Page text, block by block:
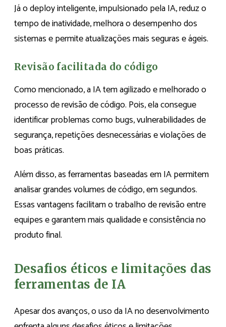
Já o deploy inteligente, impulsionado pela IA, reduz o
tempo de inatividade, melhora o desempenho dos
sistemas e permite atualizações mais seguras e ágeis.
Revisão facilitada do código
Como mencionado, a IA tem agilizado e melhorado o
processo de revisão de código. Pois, ela consegue
identificar problemas como bugs, vulnerabilidades de
segurança, repetições desnecessárias e violações de
boas práticas.
Além disso, as ferramentas baseadas em IA permitem
analisar grandes volumes de código, em segundos.
Essas vantagens facilitam o trabalho de revisão entre
equipes e garantem mais qualidade e consistência no
produto final.
Desafios éticos e limitações das
ferramentas de IA
Apesar dos avanços, o uso da IA no desenvolvimento